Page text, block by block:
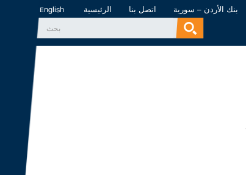
English الرئيسية اتصل بنا بنك الأردن – سورية
استمارة البحث
‏بحث ‏